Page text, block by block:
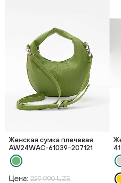
Женская сумка плечевая
AW24WAC-61039-207121
Цена: 229 990 UZS